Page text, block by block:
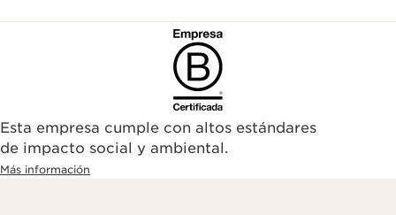
Esta empresa cumple con altos estándares
de impacto social y ambiental.
Más información